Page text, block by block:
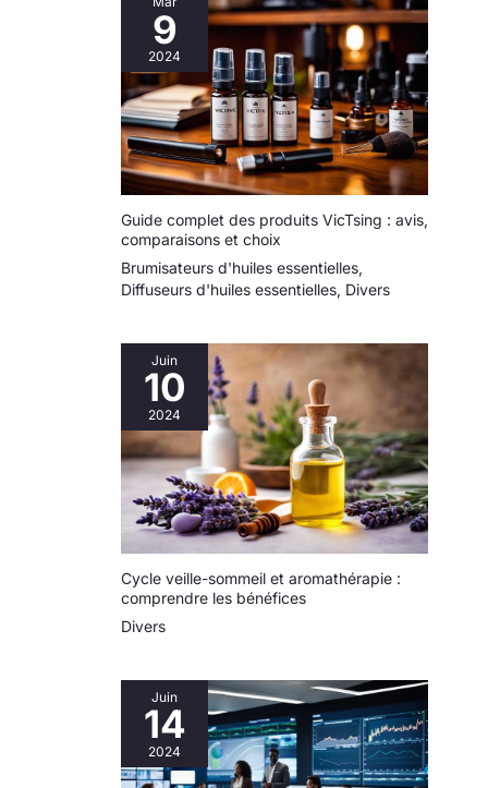
9
2024
Guide complet des produits VicTsing : avis,
comparaisons et choix
Brumisateurs d'huiles essentielles,
Diffuseurs d'huiles essentielles, Divers
Juin
10
2024
Cycle veille-sommeil et aromathérapie :
comprendre les bénéfices
Divers
Juin
14
2024